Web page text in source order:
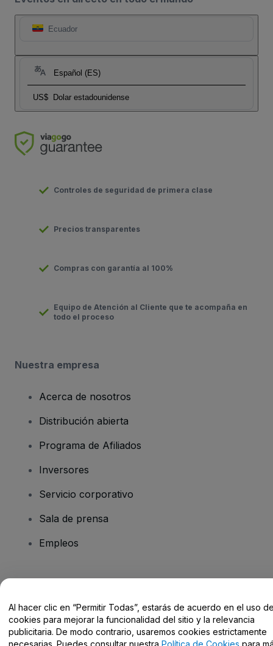
Ecuador
Español (ES)
US$ Dolar estadounidense
Controles de seguridad de primera clase
Precios transparentes
Compras con garantía al 100%
Equipo de Atención al Cliente que te acompaña en
todo el proceso
Nuestra empresa
Acerca de nosotros
Distribución abierta
Programa de Afiliados
Inversores
Servicio corporativo
Sala de prensa
Empleos
Centro de Ayuda / Contacto
Al hacer clic en “Permitir Todas”, estarás de acuerdo en el uso
cookies para mejorar la funcionalidad del sitio y la relevancia
publicitaria. De modo contrario, usaremos cookies estrictamente
necesarias. Puedes consultar nuestra Política de Cookies para